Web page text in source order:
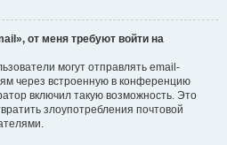
от меня требуют войти на
могут отправлять email-
через встроенную в конференцию
включил такую возможность. Это
злоупотребления почтовой